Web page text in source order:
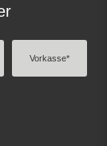
Vorkasse*